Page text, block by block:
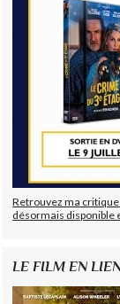
Retrouvez ma critique
désormais disponible
LE FILM EN